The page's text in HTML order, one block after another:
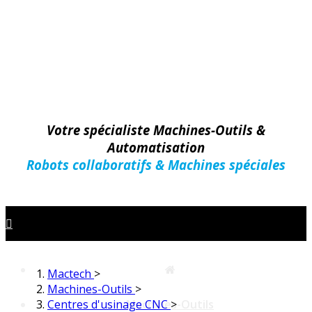
Votre spécialiste Machines-Outils &
Automatisation
Robots collaboratifs & Machines spéciales
Machines-Outils
Mactech >
Machines-Outils >
Centres d'usinage CNC >